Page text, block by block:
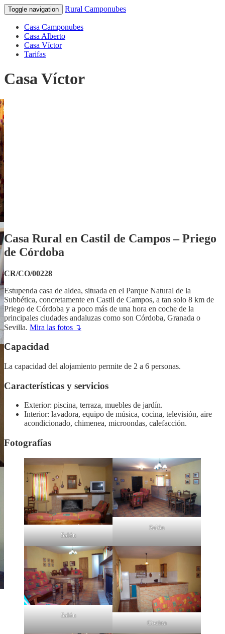
Saltar
al
contenido
Toggle navigation Rural Camponubes
Casa Camponubes
Casa Alberto
Casa Víctor
Tarifas
Casa Víctor
Casa Rural en Castil de Campos – Priego
de Córdoba
CR/CO/00228
Estupenda casa de aldea, situada en el Parque Natural de la
Subbética, concretamente en Castil de Campos, a tan solo 8 km de
Priego de Córdoba y a poco más de una hora en coche de la
principales ciudades andaluzas como son Córdoba, Granada o
Sevilla. Mira las fotos ↴
Capacidad
La capacidad del alojamiento permite de 2 a 6 personas.
Características y servicios
Exterior: piscina, terraza, muebles de jardín.
Interior: lavadora, equipo de música, cocina, televisión, aire
acondicionado, chimenea, microondas, calefacción.
Fotografías
Salón
Salón
Salón
Cocina